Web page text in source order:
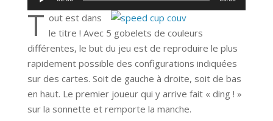
audio
T out est dans
le titre ! Avec 5 gobelets de couleurs
différentes, le but du jeu est de reproduire le plus
rapidement possible des configurations indiquées
sur des cartes. Soit de gauche à droite, soit de bas
en haut. Le premier joueur qui y arrive fait « ding ! »
sur la sonnette et remporte la manche.